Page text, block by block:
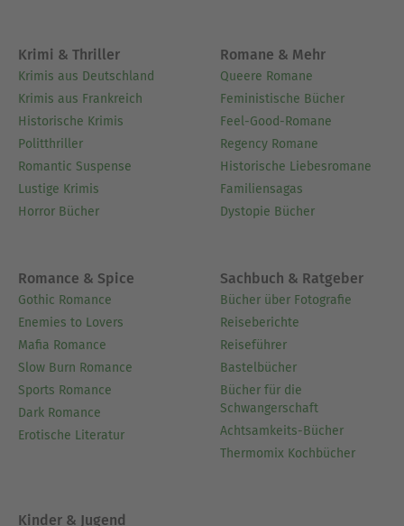
Krimi & Thriller
Krimis aus Deutschland
Krimis aus Frankreich
Historische Krimis
Politthriller
Romantic Suspense
Lustige Krimis
Horror Bücher
Romane & Mehr
Queere Romane
Feministische Bücher
Feel-Good-Romane
Regency Romane
Historische Liebesromane
Familiensagas
Dystopie Bücher
Romance & Spice
Gothic Romance
Enemies to Lovers
Mafia Romance
Slow Burn Romance
Sports Romance
Dark Romance
Erotische Literatur
Sachbuch & Ratgeber
Bücher über Fotografie
Reiseberichte
Reiseführer
Bastelbücher
Bücher für die
Schwangerschaft
Achtsamkeits-Bücher
Thermomix Kochbücher
Kinder & Jugend